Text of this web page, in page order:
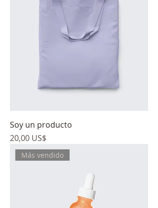
Soy un producto
Precio
20,00 US$
Más vendido